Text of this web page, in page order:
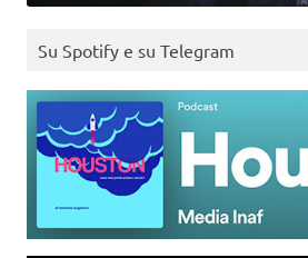
Su Spotify e su Telegram